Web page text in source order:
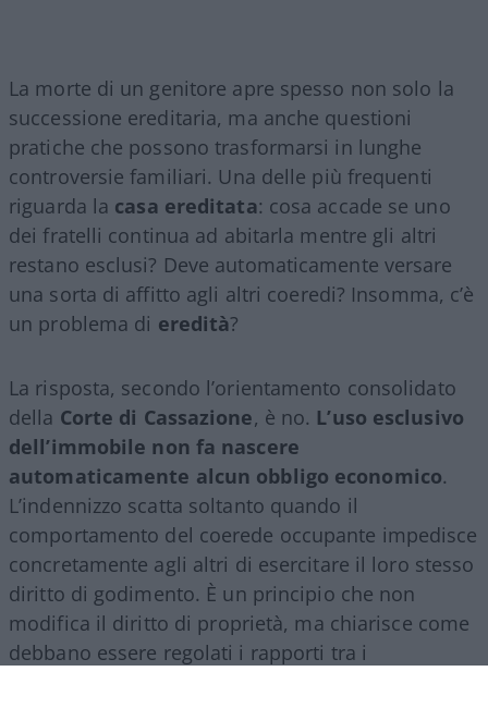
La morte di un genitore apre spesso non solo la
successione ereditaria, ma anche questioni
pratiche che possono trasformarsi in lunghe
controversie familiari. Una delle più frequenti
riguarda la casa ereditata: cosa accade se uno
dei fratelli continua ad abitarla mentre gli altri
restano esclusi? Deve automaticamente versare
una sorta di affitto agli altri coeredi? Insomma, c’è
un problema di eredità?
La risposta, secondo l’orientamento consolidato
della Corte di Cassazione, è no. L’uso esclusivo
dell’immobile non fa nascere
automaticamente alcun obbligo economico.
L’indennizzo scatta soltanto quando il
comportamento del coerede occupante impedisce
concretamente agli altri di esercitare il loro stesso
diritto di godimento. È un principio che non
modifica il diritto di proprietà, ma chiarisce come
debbano essere regolati i rapporti tra i